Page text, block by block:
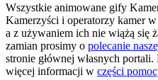
Wszystkie animowane gify
Kamerzyści i operatorzy kamer
a z używaniem ich nie wiążą się
zamian prosimy o polecanie
stronie głównej własnych
więcej informacji w części